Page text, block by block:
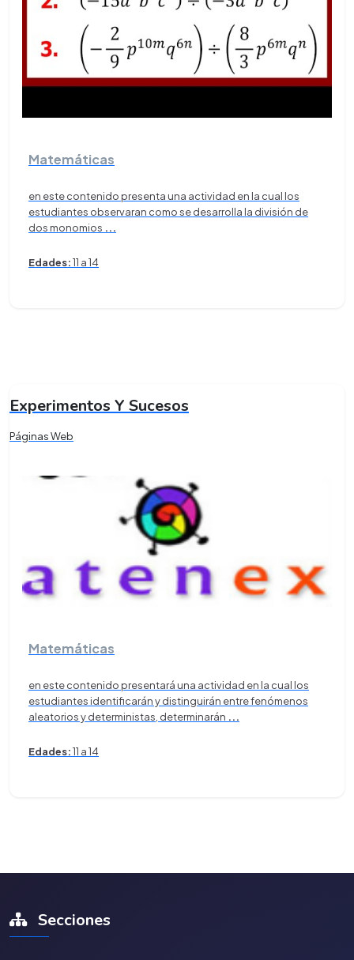
Matemáticas
en este contenido presenta una actividad en la cual los
estudiantes observaran como se desarrolla la división de
dos monomios ...
Edades:11 a 14
Experimentos Y Sucesos
Páginas Web
Matemáticas
en este contenido presentará una actividad en la cual los
estudiantes identificarán y distinguirán entre fenómenos
aleatorios y deterministas, determinarán ...
Edades:11 a 14
Secciones